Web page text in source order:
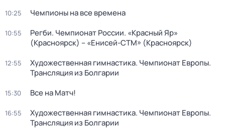
10:25 Чемпионы на все времена
10:55
Регби. Чемпионат России. «Красный Яр»
(Красноярск) – «Енисей-СТМ» (Красноярск)
12:55
Художественная гимнастика. Чемпионат Европы.
Трансляция из Болгарии
15:30 Все на Матч!
16:55
Художественная гимнастика. Чемпионат Европы.
Трансляция из Болгарии